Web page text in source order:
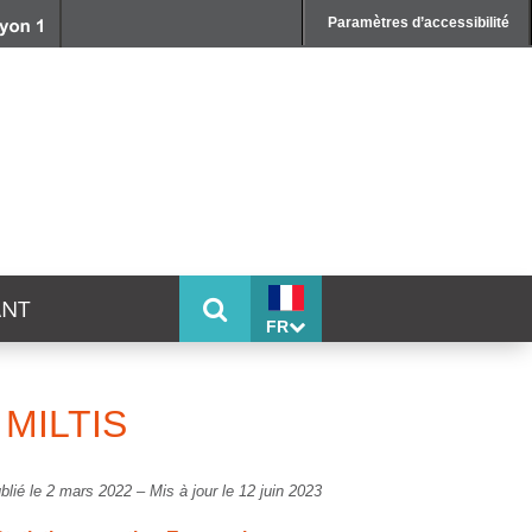
Paramètres d’accessibilité
FR
le 2 mars 2022 – Mis à jour le 12 juin 2023